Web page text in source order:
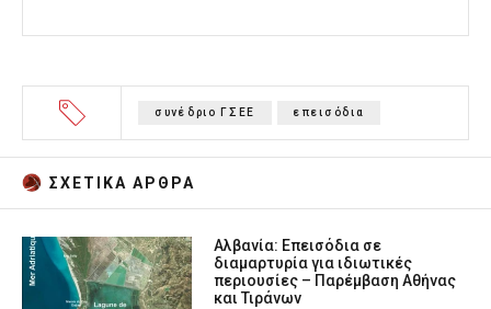
συνέδριο ΓΣΕΕ επεισόδια
ΣΧΕΤΙΚA AΡΘΡΑ
Αλβανία: Επεισόδια σε
διαμαρτυρία για ιδιωτικές
περιουσίες – Παρέμβαση Αθήνας
και Τιράνων